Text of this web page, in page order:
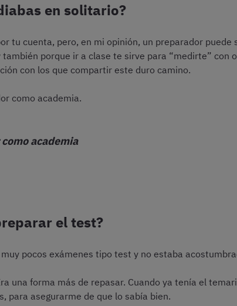
en solitario?
tu cuenta, pero, en mi opinión, un preparador puede
porque ir a clase te sirve para “medirte” con
con los que compartir este duro camino.
como academia.
academia
el test?
pocos exámenes tipo test y no estaba
una forma más de repasar. Cuando ya tenía el
para asegurarme de que lo sabía bien.